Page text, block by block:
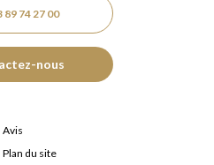
89 74 27 00
nous
Avis
Plan du site